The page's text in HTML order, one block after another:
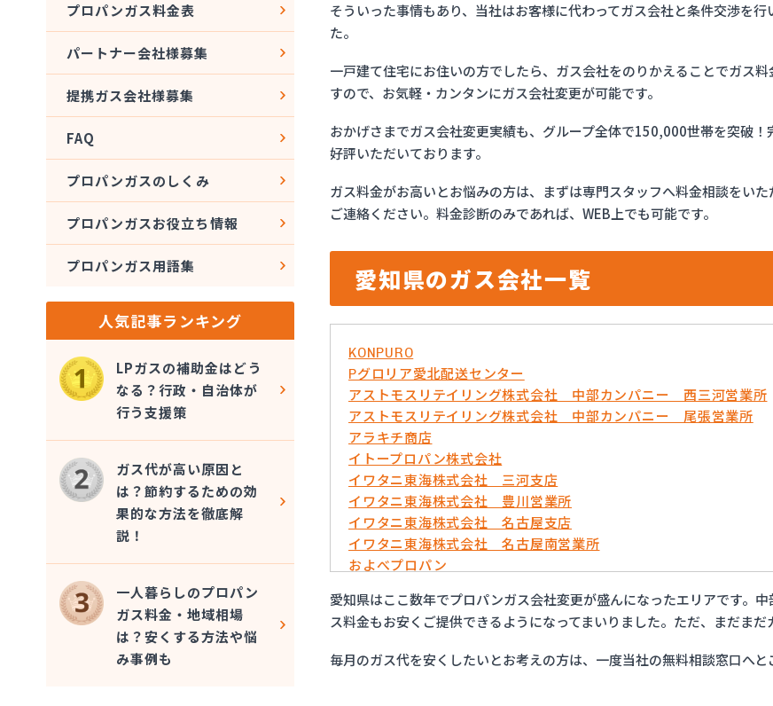
そういった事情もあり、当社はお客様に代わってガス会社と条件交渉を
た。
一戸建て住宅にお住いの方でしたら、ガス会社をのりかえることでガス
すので、お気軽・カンタンにガス会社変更が可能です。
おかげさまでガス会社変更実績も、グループ全体で150,000世帯を突破
好評いただいております。
ガス料金がお高いとお悩みの方は、まずは専門スタッフへ料金相談をい
ご連絡ください。料金診断のみであれば、WEB上でも可能です。
愛知県のガス会社一覧
KONPURO
Pグロリア愛北配送センター
アストモスリテイリング株式会社 中部カンパニー 西三河営業所
アストモスリテイリング株式会社 中部カンパニー 尾張営業所
アラキチ商店
イトープロパン株式会社
イワタニ東海株式会社 三河支店
イワタニ東海株式会社 豊川営業所
イワタニ東海株式会社 名古屋支店
イワタニ東海株式会社 名古屋南営業所
およべプロパン
ガステックサービス株式会社 安城営業所
ガステックサービス株式会社 西三河支店
ガステックサービス株式会社 岡崎営業所
ガステックサービス株式会社 蒲郡営業所
愛知県はここ数年でプロパンガス会社変更が盛んになったエリアです。
ス料金もお安くご提供できるようになってまいりました。ただ、まだま
毎月のガス代を安くしたいとお考えの方は、一度当社の無料相談窓口へと
プロパンガス料金表
パートナー会社様募集
提携ガス会社様募集
FAQ
プロパンガスのしくみ
プロパンガスお役立ち情報
プロパンガス用語集
人気記事ランキング
LPガスの補助金はどう
なる？行政・自治体が
行う支援策
ガス代が高い原因と
は？節約するための効
果的な方法を徹底解
説！
一人暮らしのプロパン
ガス料金・地域相場
は？安くする方法や悩
み事例も